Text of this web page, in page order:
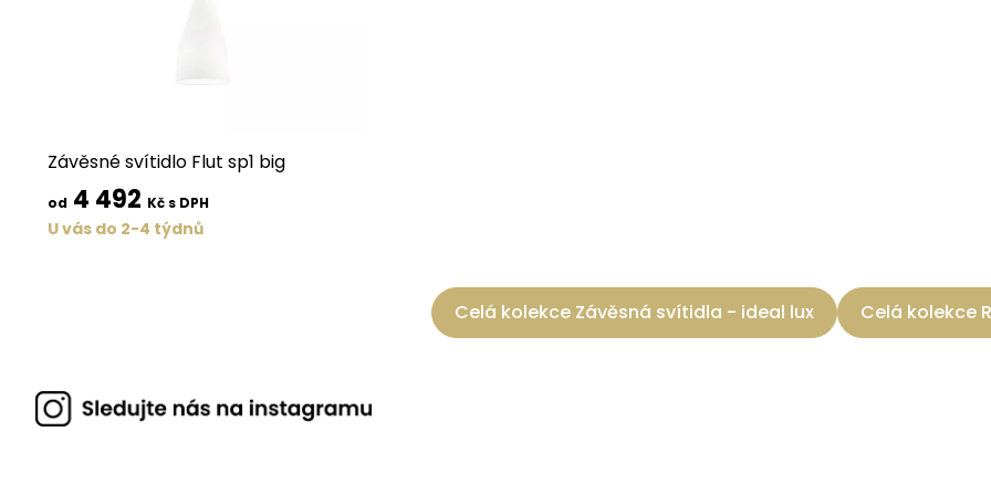
Závěsné svítidlo Flut sp1 big
od 4 492 Kč s DPH
U vás do 2-4 týdnů
Celá kolekce Závěsná svítidla - ideal lux Celá kolekce